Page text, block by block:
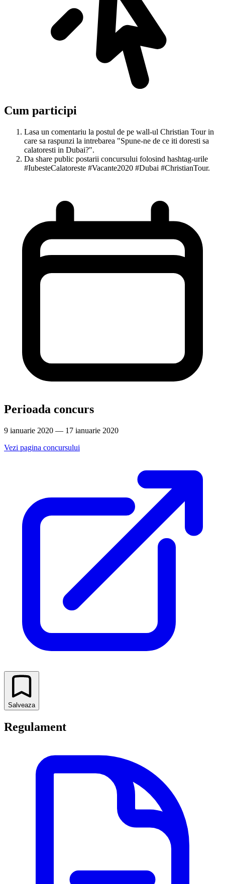
Cum participi
Lasa un comentariu la postul de pe wall-ul Christian Tour in
care sa raspunzi la intrebarea "Spune-ne de ce iti doresti sa
calatoresti in Dubai?".
Da share public postarii concursului folosind hashtag-urile
#IubesteCalatoreste #Vacante2020 #Dubai #ChristianTour.
Perioada concurs
9 ianuarie 2020 — 17 ianuarie 2020
Vezi pagina concursului
Salveaza
Regulament